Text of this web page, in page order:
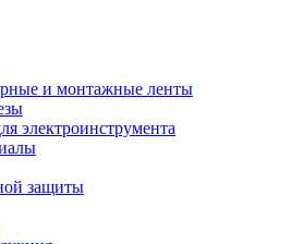
и монтажные ленты
электроинструмента
защиты